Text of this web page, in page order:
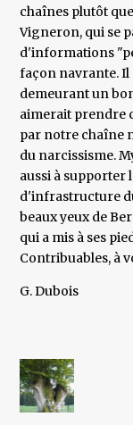
chaînes plutôt
Vigneron, qui se
d'informations
façon navrante. Il
demeurant un
aimerait prendre
par notre chaîne
du narcissisme.
aussi à supporter
d'infrastructure
beaux yeux de
qui a mis à ses
Contribuables, à
G. Dubois